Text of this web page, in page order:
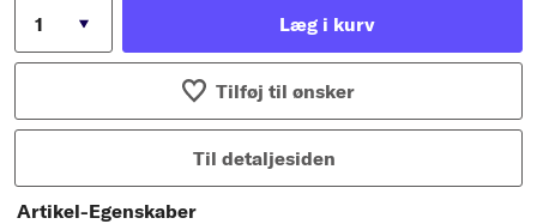
Læg i kurv
Tilføj til ønsker
Til detaljesiden
Artikel-Egenskaber